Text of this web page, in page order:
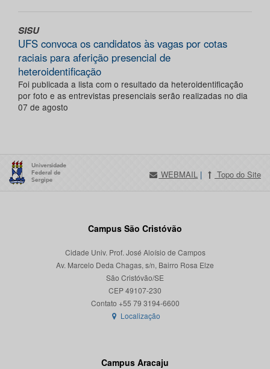
SISU
UFS convoca os candidatos às vagas por cotas
raciais para aferição presencial de
heteroidentificação
Foi publicada a lista com o resultado da heteroidentificação
por foto e as entrevistas presenciais serão realizadas no dia
07 de agosto
WEBMAIL | Topo do Site
Campus São Cristóvão
Cidade Univ. Prof. José Aloísio de Campos
Av. Marcelo Deda Chagas, s/n, Bairro Rosa Elze
São Cristóvão/SE
CEP 49107-230
Localização
Campus Aracaju